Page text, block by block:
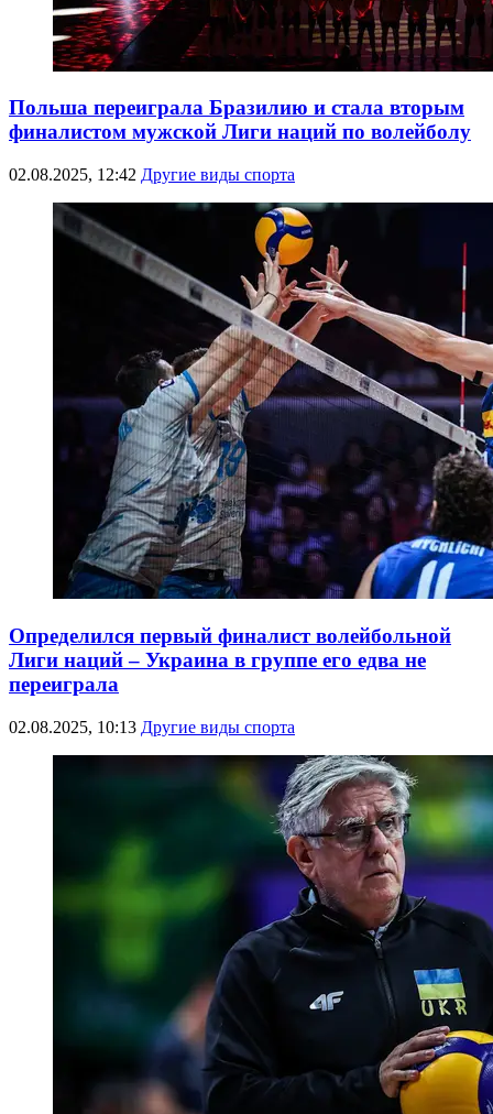
Польша переиграла Бразилию и стала вторым
финалистом мужской Лиги наций по волейболу
02.08.2025, 12:42 Другие виды спорта
Определился первый финалист волейбольной
Лиги наций – Украина в группе его едва не
переиграла
02.08.2025, 10:13 Другие виды спорта